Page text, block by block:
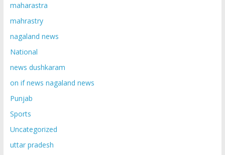
maharastra
mahrastry
nagaland news
National
news dushkaram
on if news nagaland news
Punjab
Sports
Uncategorized
uttar pradesh